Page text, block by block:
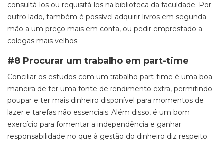
consultá-los ou requisitá-los na biblioteca da faculdade. Por
outro lado, também é possível adquirir livros em segunda
mão a um preço mais em conta, ou pedir emprestado a
colegas mais velhos.
#8 Procurar um trabalho em part-time
Conciliar os estudos com um trabalho part-time é uma boa
maneira de ter uma fonte de rendimento extra, permitindo
poupar e ter mais dinheiro disponível para momentos de
lazer e tarefas não essenciais. Além disso, é um bom
exercício para fomentar a independência e ganhar
responsabilidade no que à gestão do dinheiro diz respeito.